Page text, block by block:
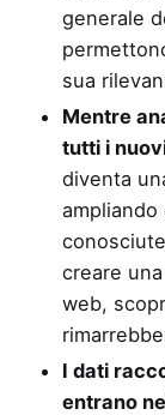
generale
sua
Mentre
tutti i
diventa
creare
web,
I dati
entrano